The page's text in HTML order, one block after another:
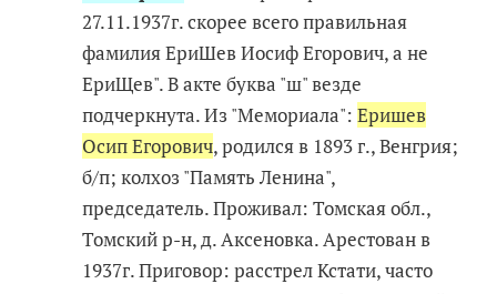
27.11.1937г. скорее всего правильная
фамилия ЕриШев Иосиф Егорович, а не
ЕриЩев". В акте буква "ш" везде
подчеркнута. Из "Мемориала":Еришев
Осип Егорович, родился в 1893 г., Венгрия;
б/п; колхоз "Память Ленина",
председатель. Проживал: Томская обл.,
Томский р-н, д. Аксеновка. Арестован в
1937г. Приговор: расстрел Кстати, часто